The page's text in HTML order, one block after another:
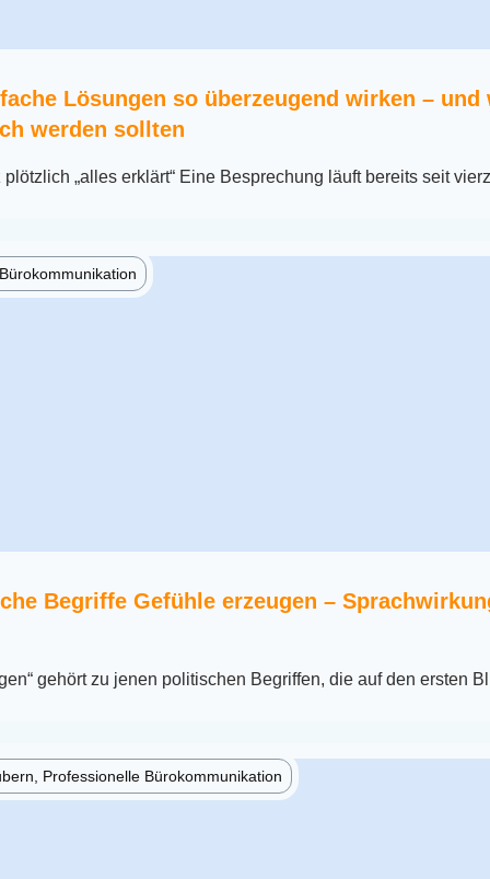
Lösungen so überzeugend wirken – und
werden sollten
„alles erklärt“ Eine Besprechung läuft bereits seit
Begriffe Gefühle erzeugen –
gehört zu jenen politischen Begriffen, die auf den ersten
Professionelle Bürokommunikation